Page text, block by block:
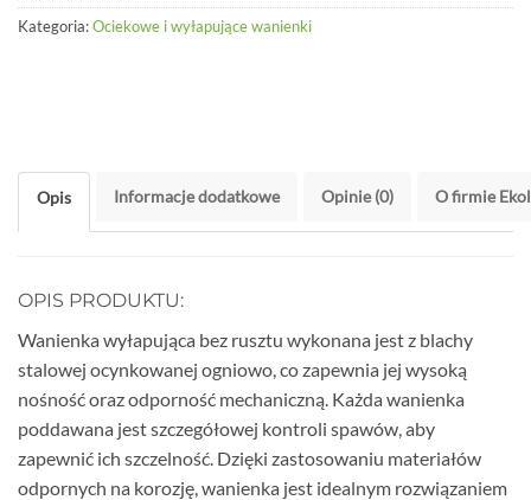
Kategoria:Ociekowe i wyłapujące wanienki
Opis Informacje dodatkowe Opinie (0) O firmie
OPIS PRODUKTU:
Wanienka wyłapująca bez rusztu wykonana jest z blachy
stalowej ocynkowanej ogniowo, co zapewnia jej wysoką
nośność oraz odporność mechaniczną. Każda wanienka
poddawana jest szczegółowej kontroli spawów, aby
zapewnić ich szczelność. Dzięki zastosowaniu materiałów
odpornych na korozję, wanienka jest idealnym rozwiązaniem